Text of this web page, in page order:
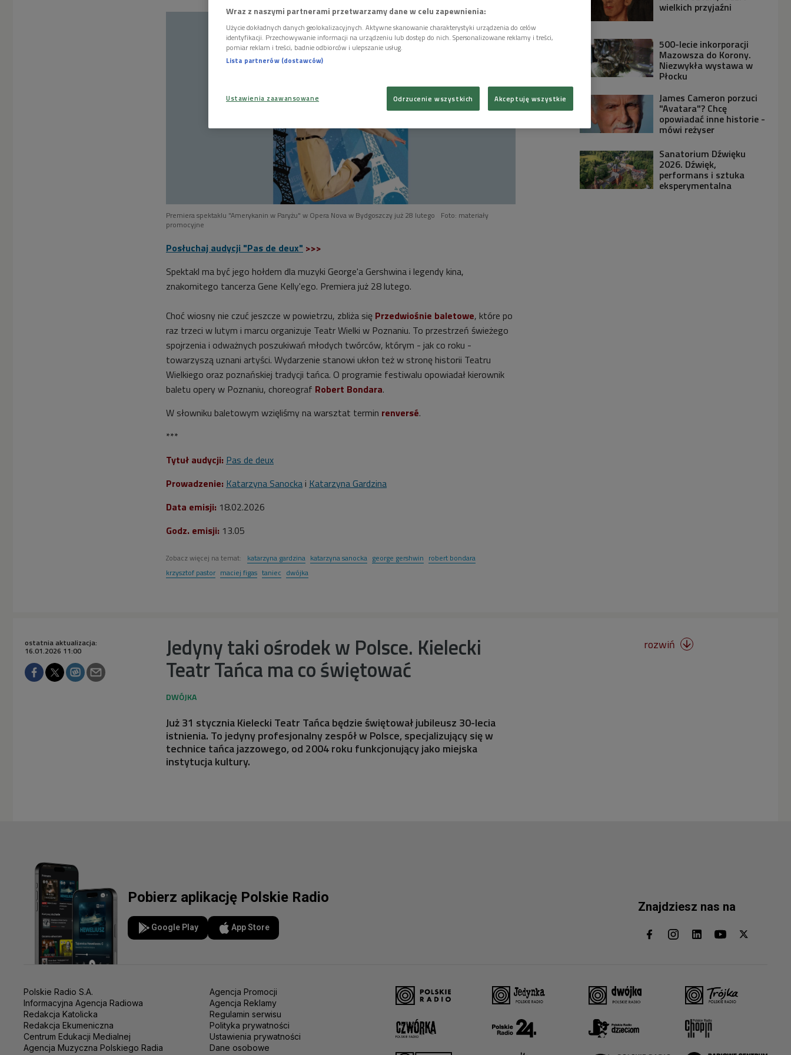
Premiera spektaklu "Amerykanin w Paryżu" w Opera Nova w Bydgoszczy już 28 lutego
Foto: materiały
promocyjne
Posłuchaj audycji "Pas de deux" >>>
Spektakl ma być jego hołdem dla muzyki George'a Gershwina i legendy kina,
znakomitego tancerza Gene Kelly'ego. Premiera już 28 lutego.
Choć wiosny nie czuć jeszcze w powietrzu, zbliża się Przedwiośnie baletowe, które po
raz trzeci w lutym i marcu organizuje Teatr Wielki w Poznaniu. To przestrzeń świeżego
spojrzenia i odważnych poszukiwań młodych twórców, którym - jak co roku -
towarzyszą uznani artyści. Wydarzenie stanowi ukłon też w stronę historii Teatru
Wielkiego oraz poznańskiej tradycji tańca. O programie festiwalu opowiadał kierownik
baletu opery w Poznaniu, choreograf Robert Bondara.
W słowniku baletowym wzięliśmy na warsztat termin renversé.
***
Tytuł audycji: Pas de deux
Prowadzenie: Katarzyna Sanocka i Katarzyna Gardzina
Data emisji: 18.02.2026
Godz. emisji: 13.05
Zobacz więcej na temat: katarzyna gardzina katarzyna sanocka george gershwin robert bondara
krzysztof pastor maciej figas taniec dwójka
wielkich przyjaźni
500-lecie inkorporacji
Mazowsza do Korony.
Niezwykła wystawa w
Płocku
James Cameron porzuci
"Avatara"? Chcę
opowiadać inne historie -
mówi reżyser
Sanatorium Dźwięku
2026. Dźwięk,
performans i sztuka
eksperymentalna
Jedyny taki ośrodek w Polsce. Kielecki
Teatr Tańca ma co świętować
ostatnia aktualizacja:
16.01.2026 11:00
Już 31 stycznia Kielecki Teatr Tańca będzie świętował jubileusz 30-lecia
istnienia. To jedyny profesjonalny zespół w Polsce, specjalizujący się w
technice tańca jazzowego, od 2004 roku funkcjonujący jako miejska
instytucja kultury.
rozwiń 
Pobierz aplikację Polskie Radio
Google Play App Store
Znajdziesz nas na
Polskie Radio S.A.
Informacyjna Agencja Radiowa
Redakcja Katolicka
Redakcja Ekumeniczna
Centrum Edukacji Medialnej
Agencja Muzyczna Polskiego Radia
Agencja Promocji
Agencja Reklamy
Regulamin serwisu
Polityka prywatności
Ustawienia prywatności
Dane osobowe
Wraz z naszymi partnerami przetwarzamy dane w celu zapewnienia:
Użycie dokładnych danych geolokalizacyjnych. Aktywne skanowanie charakterystyki urządzenia do celów
identyfikacji. Przechowywanie informacji na urządzeniu lub dostęp do nich. Spersonalizowane reklamy i treści,
pomiar reklam i treści, badnie odbiorców i ulepszanie usług.
Lista partnerów (dostawców)
Ustawienia zaawansowane Odrzucenie wszystkich Akceptuję wszystkie